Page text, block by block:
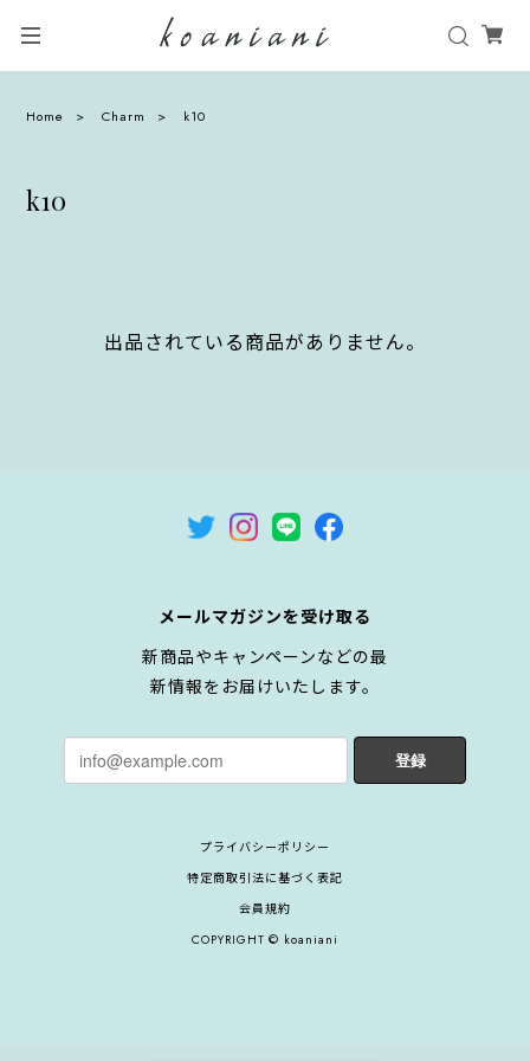
Home Charm k10
k10
出品されている商品がありません。
メールマガジンを受け取る
新商品やキャンペーンなどの最
新情報をお届けいたします。
登録
プライバシーポリシー
特定商取引法に基づく表記
会員規約
COPYRIGHT © koaniani